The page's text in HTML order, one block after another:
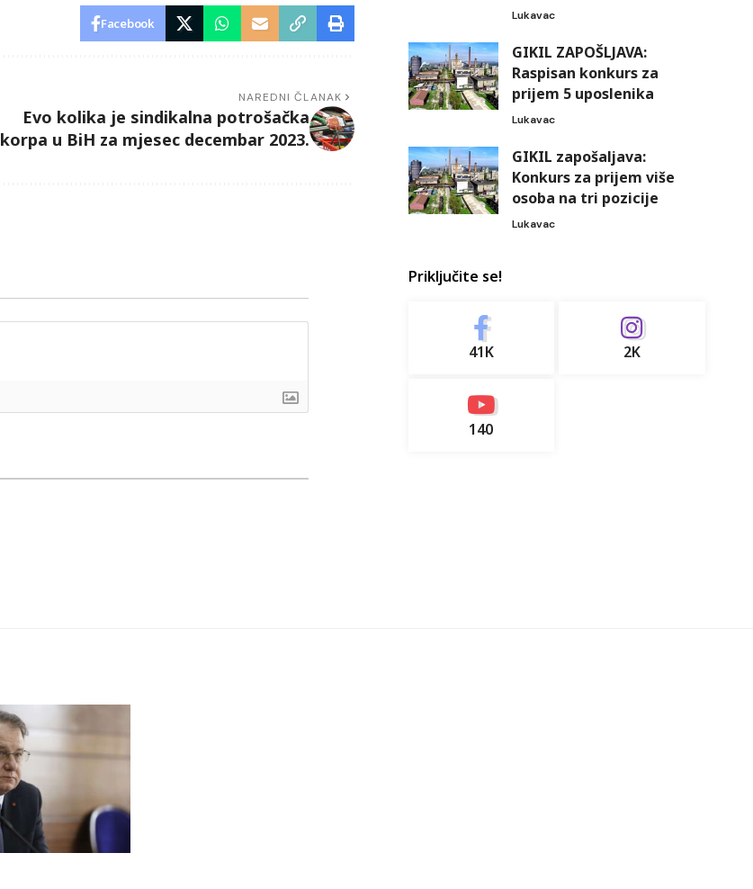
Facebook
NAREDNI ČLANAK
Evo kolika je sindikalna potrošačka
korpa u BiH za mjesec decembar 2023.
Lukavac
GIKIL ZAPOŠLJAVA:
Raspisan konkurs za
prijem 5 uposlenika
Lukavac
GIKIL zapošaljava:
Konkurs za prijem više
osoba na tri pozicije
Lukavac
Priključite se!
41K 2K
140